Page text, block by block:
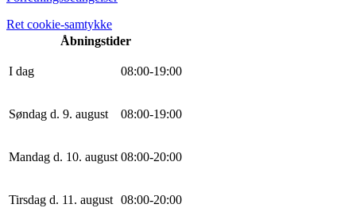
Ret cookie-samtykke
Åbningstider
I dag 08:00-19:00
Søndag d. 9. august 08:00-19:00
Mandag d. 10. august 08:00-20:00
Tirsdag d. 11. august 08:00-20:00